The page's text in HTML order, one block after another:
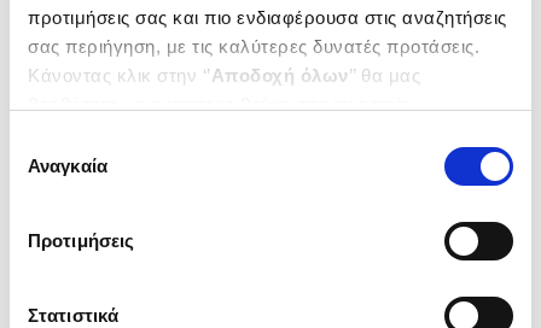
προτιμήσεις σας και πιο ενδιαφέρουσα στις αναζητήσεις
σας περιήγηση, με τις καλύτερες δυνατές προτάσεις.
Κάνοντας κλικ στην ‘’Αποδοχή όλων’’ θα μας
ενδιαφέρουν και να επιλέξετε από τα παρακάτω με την
΄΄και να ενημερωθείτε σχετικά με
συγκατάθεσης
Αναγκαία
Προτιμήσεις
Στατιστικά